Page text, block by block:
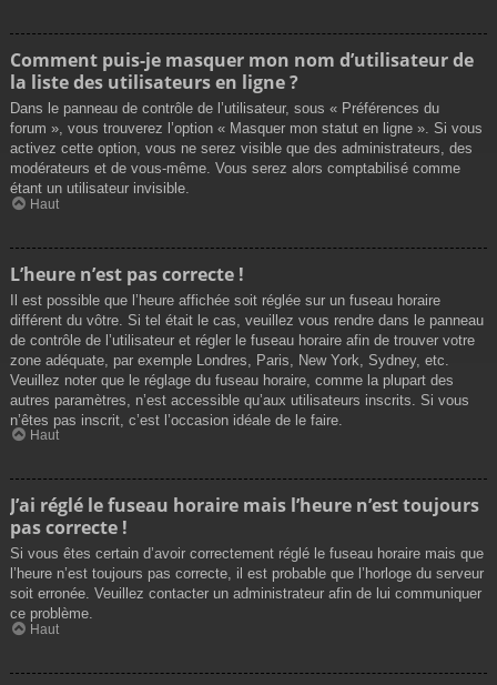
Comment puis-je masquer mon nom d’utilisateur de
la liste des utilisateurs en ligne ?
Dans le panneau de contrôle de l’utilisateur, sous « Préférences du
forum », vous trouverez l’option « Masquer mon statut en ligne ». Si vous
activez cette option, vous ne serez visible que des administrateurs, des
modérateurs et de vous-même. Vous serez alors comptabilisé comme
étant un utilisateur invisible.
Haut
L’heure n’est pas correcte !
Il est possible que l’heure affichée soit réglée sur un fuseau horaire
différent du vôtre. Si tel était le cas, veuillez vous rendre dans le panneau
de contrôle de l’utilisateur et régler le fuseau horaire afin de trouver votre
zone adéquate, par exemple Londres, Paris, New York, Sydney, etc.
Veuillez noter que le réglage du fuseau horaire, comme la plupart des
autres paramètres, n’est accessible qu’aux utilisateurs inscrits. Si vous
n’êtes pas inscrit, c’est l’occasion idéale de le faire.
Haut
J’ai réglé le fuseau horaire mais l’heure n’est toujours
pas correcte !
Si vous êtes certain d’avoir correctement réglé le fuseau horaire mais que
l’heure n’est toujours pas correcte, il est probable que l’horloge du serveur
soit erronée. Veuillez contacter un administrateur afin de lui communiquer
ce problème.
Haut